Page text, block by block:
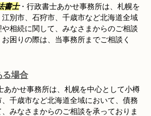
書士・行政書士あかせ事務所は、札幌を
別市、石狩市、千歳市など北海道全域
相続に関して、みなさまからのご相談
困りの際は、当事務所までご相談く
る場合
あかせ事務所は、札幌を中心として小樽
千歳市など北海道全域において、債務
みなさまからのご相談を承っておりま